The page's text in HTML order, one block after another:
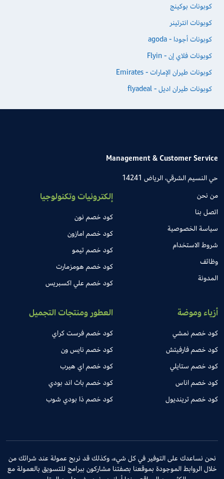
كوبونات بوكينج
كوبونات انترتينر
كوبونات أجودا - agoda
كوبونات فلاي إن - Flyin
كوبونات طيران الإمارات - Emirates
كوبونات طيران اديل - flyadeal
Management & Customer Service
حي النسيم الشرقي، الرياض 14241
من نحن
اتصل بنا
سياسة الخصوصية
شروط الاستخدام
وظائف
المدونة
إلكترونيات وتكنولوجيا
كود خصم نون
كود خصم امازون
كود خصم تيمو
كود خصم هومزمارت
كود خصم علي اكسبريس
أزياء وموضة
كود خصم نمشي
كود خصم فارفيتش
كود خصم ستايلي
كود خصم اناس
كود خصم ترينديول
العطور ومنتجات التجميل
كود خصم فرست كراي
كود خصم نايس ون
كود خصم اي هيرب
كود خصم باث اند بودي
كود خصم ذا بودي شوب
نحن نساعدك على التوفير في كل شيء، وكذلك قد نربح عمولة عند شرائك من
خلال الروابط الموجودة بموقعنا بصفتنا مشاركون ببرامج للتسويق بالعمولة مع